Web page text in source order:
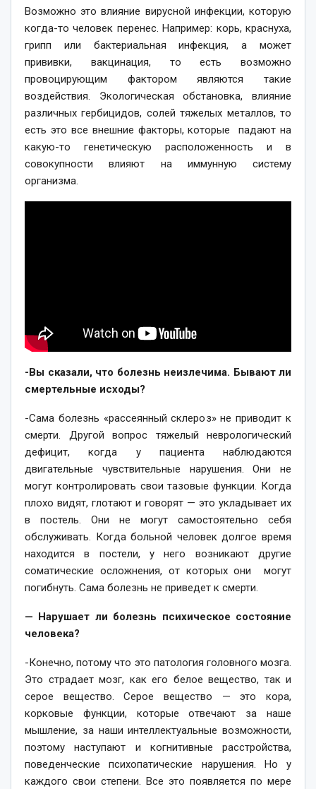
Возможно это влияние вирусной инфекции, которую
когда-то человек перенес. Например: корь, краснуха,
грипп или бактериальная инфекция, а может
прививки, вакцинация, то есть возможно
провоцирующим фактором являются такие
воздействия. Экологическая обстановка, влияние
различных гербицидов, солей тяжелых металлов, то
есть это все внешние факторы, которые падают на
какую-то генетическую расположенность и в
совокупности влияют на иммунную систему
организма.
-Вы сказали, что болезнь неизлечима. Бывают ли
смертельные исходы?
-Сама болезнь «рассеянный склероз» не приводит к
смерти. Другой вопрос тяжелый неврологический
дефицит, когда у пациента наблюдаются
двигательные чувствительные нарушения. Они не
могут контролировать свои тазовые функции. Когда
плохо видят, глотают и говорят — это укладывает их
в постель. Они не могут самостоятельно себя
обслуживать. Когда больной человек долгое время
находится в постели, у него возникают другие
соматические осложнения, от которых они могут
погибнуть. Сама болезнь не приведет к смерти.
— Нарушает ли болезнь психическое состояние
человека?
-Конечно, потому что это патология головного мозга.
Это страдает мозг, как его белое вещество, так и
серое вещество. Серое вещество — это кора,
корковые функции, которые отвечают за наше
мышление, за наши интеллектуальные возможности,
поэтому наступают и когнитивные расстройства,
поведенческие психопатические нарушения. Но у
каждого свои степени. Все это появляется по мере